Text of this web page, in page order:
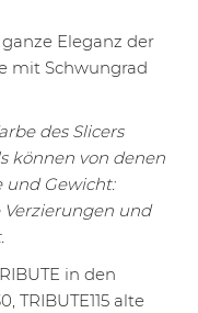
Eleganz der
mit Schwungrad
des Slicers
können von denen
und Gewicht:
Verzierungen und
in den
TRIBUTE115 alte